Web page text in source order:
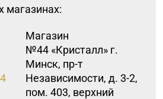
магазинах:
Магазин
№44 «Кристалл» г.
Минск, пр-т
Независимости, д. 3-2,
пом. 403, верхний